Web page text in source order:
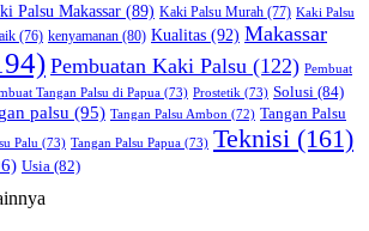
Palsu Makassar (89) Kaki Palsu Murah (77) Kaki Palsu
(76) kenyamanan (80) Kualitas (92) Makassar
Pembuatan Kaki Palsu (122) Pembuat
Tangan Palsu di Papua (73) Prostetik (73) Solusi (84)
palsu (95) Tangan Palsu Ambon (72) Tangan Palsu
Palu (73) Tangan Palsu Papua (73) Teknisi (161)
Usia (82)